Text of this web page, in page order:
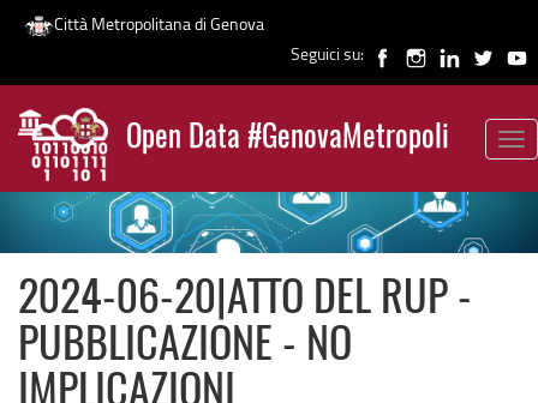
Salta
contenuto
principale
Città Metropolitana di Genova
Seguici su:
Open Data #GenovaMetropoli
News
2024-06-20|ATTO DEL RUP -
PUBBLICAZIONE - NO
IMPLICAZIONI